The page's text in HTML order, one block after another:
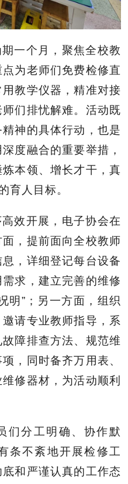
一个月，聚焦全校教
为老师们免费检修直
教学仪器，精准对接
们排忧解难。活动既
神的具体行动，也是
度融合的重要举措，
本领、增长才干，真
育人目标。
效开展，电子协会在
，提前面向全校教师
，详细登记每台设备
求，建立完善的维修
明”；另一方面，组织
请专业教师指导，系
障排查方法、规范维
，同时备齐万用表、
修器材，为活动顺利
们分工明确、协作默
条不紊地开展检修工
和严谨认真的工作态